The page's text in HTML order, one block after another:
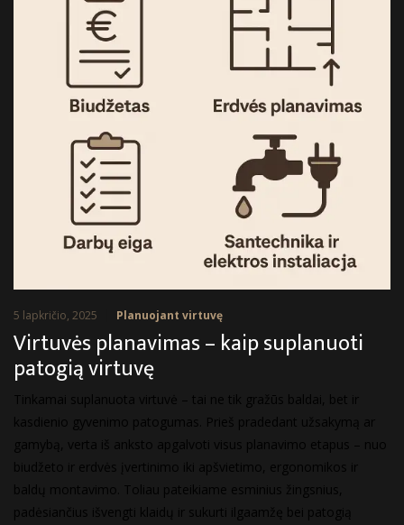
5 lapkričio, 2025 Planuojant virtuvę
Virtuvės planavimas – kaip suplanuoti
patogią virtuvę
Tinkamai suplanuota virtuvė – tai ne tik gražūs baldai, bet ir
kasdienio gyvenimo patogumas. Prieš pradedant užsakymą ar
gamybą, verta iš anksto apgalvoti visus planavimo etapus – nuo
biudžeto ir erdvės įvertinimo iki apšvietimo, ergonomikos ir
baldų montavimo. Toliau pateikiame esminius žingsnius,
padėsiančius išvengti klaidų ir sukurti ilgaamžę bei patogią